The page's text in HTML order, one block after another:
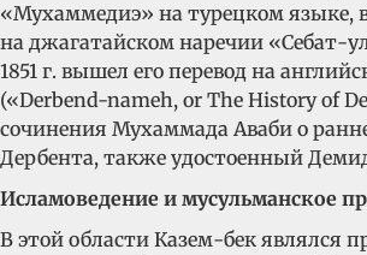
«Мухаммедиэ» на турецком языке,
на джагатайском наречии «Себат-
1851 г. вышел его перевод на
(«Derbend-nameh, or The History of
сочинения Мухаммада Аваби о
Дербента, также удостоенный
Исламоведение и мусульманское
В этой области Казем-бек являлся